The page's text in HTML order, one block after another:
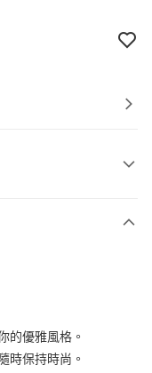
的優雅風格。
時保持時尚。